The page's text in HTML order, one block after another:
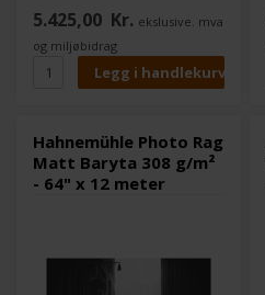
inneholder ingen optiske
blekemidler og har en veldig
fin, diskret overflate.
Kombinert med det matte
førsteklasses blekkbelegget
imponerende gjengivelse av
livlige farger, detaljer og dype
svarte farger.
5.425,00 Kr. ekslusive. mva
og miljøbidrag
Hahnemühle Photo Rag
Matt Baryta 308 g/m²
- 64" x 12 meter